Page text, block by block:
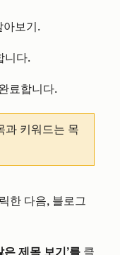
아보기.
니다.
료합니다.
과 키워드는 목
한 다음, 블로그
은 제목 보기’를 클